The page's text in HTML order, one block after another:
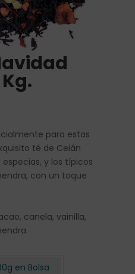
para estas
té de Ceián
y los típicos
con un toque
canela, vainilla,
en Bolsa